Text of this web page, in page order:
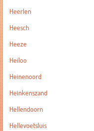
Heerlen
Heesch
Heeze
Heiloo
Heinenoord
Heinkenszand
Hellendoorn
Hellevoetsluis